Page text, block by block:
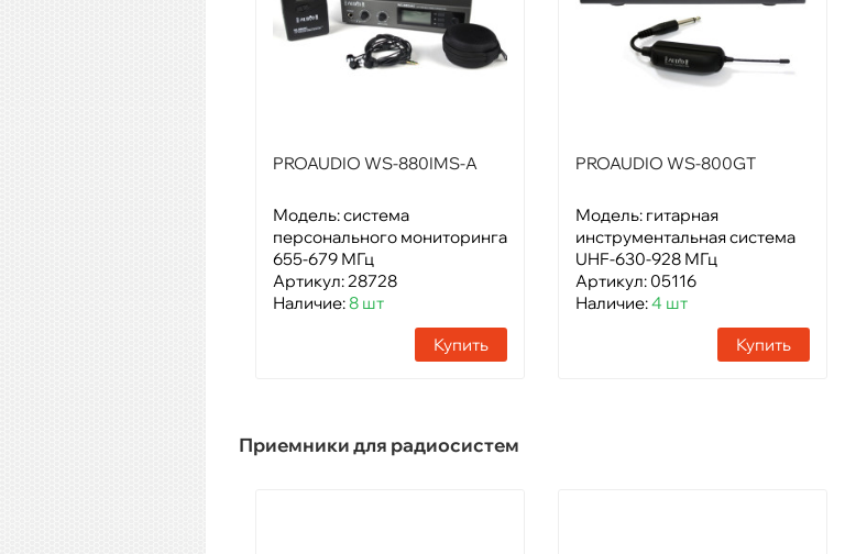
PROAUDIO WS-880IMS-A
Модель: система
персонального мониторинга
655-679 МГц
Артикул: 28728
Наличие:8 шт
Купить
PROAUDIO WS-800GT
Модель: гитарная
инструментальная система
UHF-630-928 МГц
Артикул: 05116
Наличие:4 шт
Купить
Приемники для радиосистем